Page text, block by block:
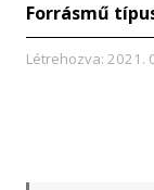
Forrásmű
Létrehozva: 2021.